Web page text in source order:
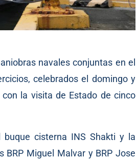
navales conjuntas en el
celebrados el domingo y
la visita de Estado de cinco
buque cisterna INS Shakti y la
Miguel Malvar y BRP Jose